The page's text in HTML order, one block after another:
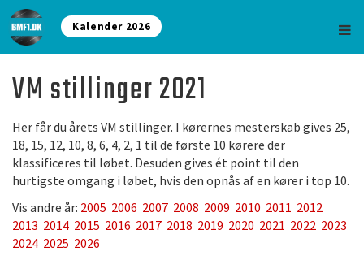
Kalender 2026
VM stillinger 2021
Her får du årets VM stillinger. I kørernes mesterskab gives 25,
18, 15, 12, 10, 8, 6, 4, 2, 1 til de første 10 kørere der
klassificeres til løbet. Desuden gives ét point til den
hurtigste omgang i løbet, hvis den opnås af en kører i top 10.
Vis andre år: 2005 2006 2007 2008 2009 2010 2011 2012
2013 2014 2015 2016 2017 2018 2019 2020 2021 2022 2023
2024 2025 2026